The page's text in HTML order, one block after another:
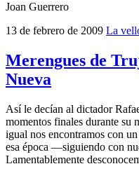
Joan Guerrero
13 de febrero de 2009 La
Merengues de
Nueva
Así le decían al dictador
momentos finales durante su
igual nos encontramos con
esa época —siguiendo con
Lamentablemente